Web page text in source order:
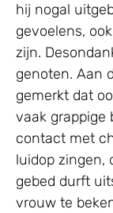
hij nogal
gevoelens,
zijn.
genoten. Aan
gemerkt dat
vaak grappige
contact met
luidop zingen,
gebed durft
vrouw te